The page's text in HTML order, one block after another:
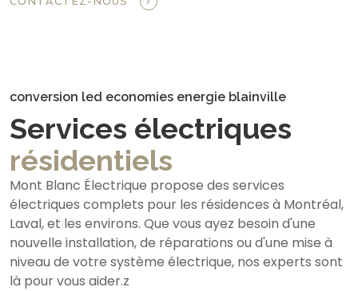
conversion led economies energie blainville
Services électriques
résidentiels
Mont Blanc Électrique propose des services
électriques complets pour les résidences à Montréal,
Laval, et les environs. Que vous ayez besoin d'une
nouvelle installation, de réparations ou d'une mise à
niveau de votre système électrique, nos experts sont
là pour vous aider.z